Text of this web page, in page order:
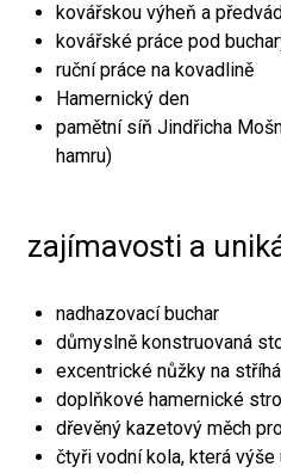
kovářskou výheň a
kovářské práce pod
ruční práce na kovadlině
Hamernický den
pamětní síň Jindřicha
hamru)
zajímavosti a
nadhazovací buchar
důmyslně konstruovaná
excentrické nůžky na
doplňkové hamernické
dřevěný kazetový měch
čtyři vodní kola, která